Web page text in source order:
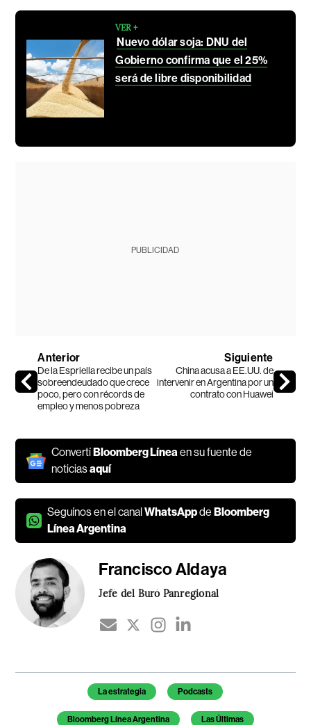
VER +
Nuevo dólar soja: DNU del
Gobierno confirma que el 25%
será de libre disponibilidad
PUBLICIDAD
Anterior
De la Espriella recibe un país
sobreendeudado que crece
poco, pero con récords de
empleo y menos pobreza
Siguiente
China acusa a EE.UU. de
intervenir en Argentina por un
contrato con Huawei
Convertí Bloomberg Líneaen su fuente de
noticiasaquí
Seguínos en el canalWhatsAppde Bloomberg
Línea Argentina
Francisco Aldaya
Jefé del Buró Panregional
Temas de este artículo
La estrategia Podcasts
Bloomberg Línea Argentina Las Últimas